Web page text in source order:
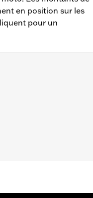
en position sur les
pour un
kit de matériel de
Pouces